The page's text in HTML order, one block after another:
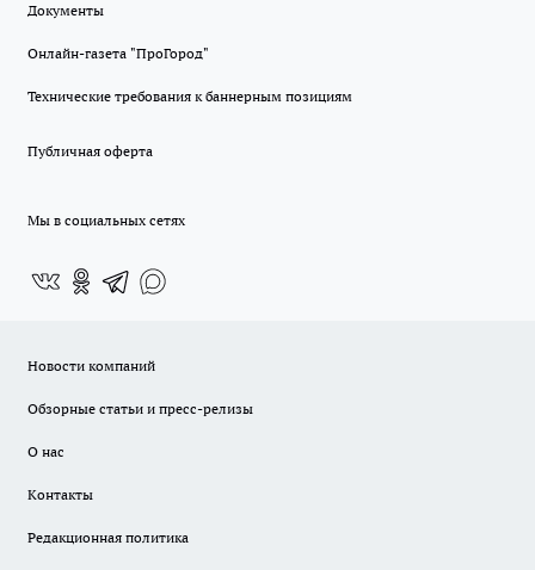
Документы
Онлайн-газета "ПроГород"
Технические требования к баннерным позициям
Публичная оферта
Мы в социальных сетях
Новости компаний
Обзорные статьи и пресс-релизы
О нас
Контакты
Редакционная политика